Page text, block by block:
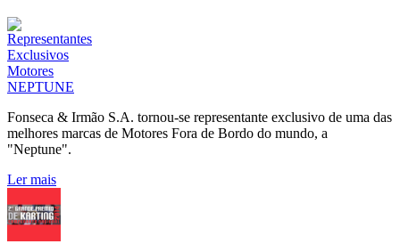
Fonseca & Irmão S.A. tornou-se representante exclusivo de uma das
melhores marcas de Motores Fora de Bordo do mundo, a
"Neptune".
Ler mais